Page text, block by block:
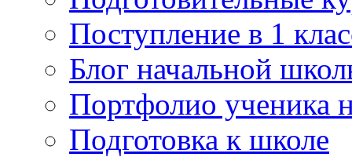
Поступление в 1
Блог начальной
Портфолио ученика
Подготовка к школе